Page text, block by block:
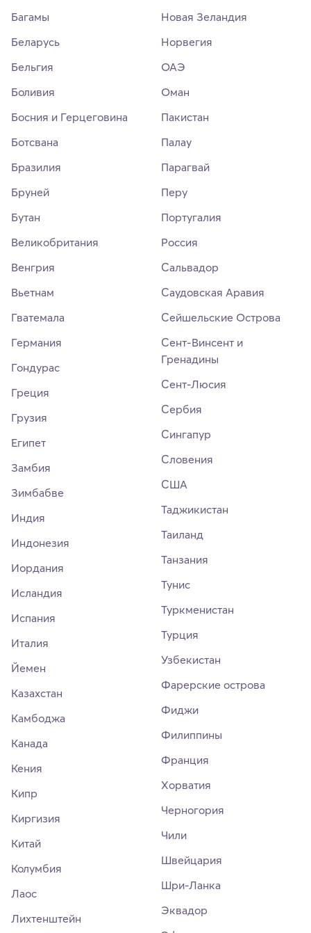
Багамы
Беларусь
Бельгия
Боливия
Босния и Герцеговина
Ботсвана
Бразилия
Бруней
Бутан
Великобритания
Венгрия
Вьетнам
Гватемала
Германия
Гондурас
Греция
Грузия
Египет
Замбия
Зимбабве
Индия
Индонезия
Иордания
Исландия
Испания
Италия
Йемен
Казахстан
Камбоджа
Канада
Кения
Кипр
Киргизия
Китай
Колумбия
Лаос
Лихтенштейн
Новая Зеландия
Норвегия
ОАЭ
Оман
Пакистан
Палау
Парагвай
Перу
Португалия
Россия
Сальвадор
Саудовская Аравия
Сейшельские Острова
Сент-Винсент и
Гренадины
Сент-Люсия
Сербия
Сингапур
Словения
США
Таджикистан
Таиланд
Танзания
Тунис
Туркменистан
Турция
Узбекистан
Фарерские острова
Фиджи
Филиппины
Франция
Хорватия
Черногория
Чили
Швейцария
Шри-Ланка
Эквадор